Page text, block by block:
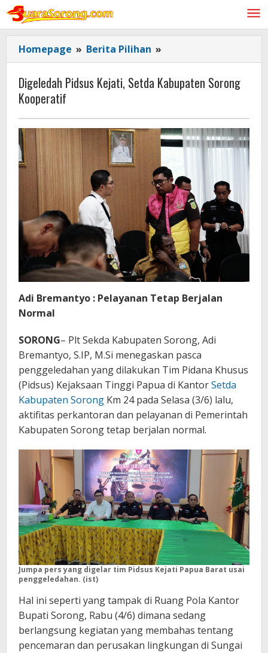
Lewati
konten
Homepage » Berita Pilihan »
Pidsus
Kejati,
Setda
Sorong
Kooperatif
Digeledah Pidsus Kejati, Setda Kabupaten Sorong
Kooperatif
Adi Bremantyo : Pelayanan Tetap Berjalan
Normal
SORONG– Plt Sekda Kabupaten Sorong, Adi
Bremantyo, S.IP, M.Si menegaskan pasca
penggeledahan yang dilakukan Tim Pidana Khusus
(Pidsus) Kejaksaan Tinggi Papua di KantorSetda
Kabupaten Sorong Km 24 pada Selasa (3/6) lalu,
aktifitas perkantoran dan pelayanan di Pemerintah
Kabupaten Sorong tetap berjalan normal.
Jumpa pers yang digelar tim Pidsus Kejati Papua Barat usai
penggeledahan. (ist)
Hal ini seperti yang tampak di Ruang Pola Kantor
Bupati Sorong, Rabu (4/6) dimana sedang
berlangsung kegiatan yang membahas tentang
pencemaran dan perusakan lingkungan di Sungai